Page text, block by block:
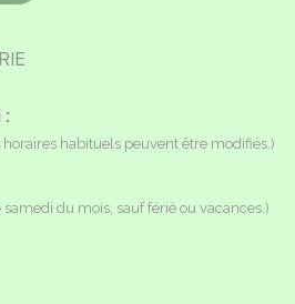
:
horaires habituels peuvent être modifiés.)
samedi du mois, sauf férié ou vacances.)